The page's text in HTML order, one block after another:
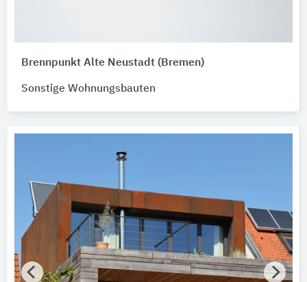
Brennpunkt Alte Neustadt (Bremen)
Sonstige Wohnungsbauten